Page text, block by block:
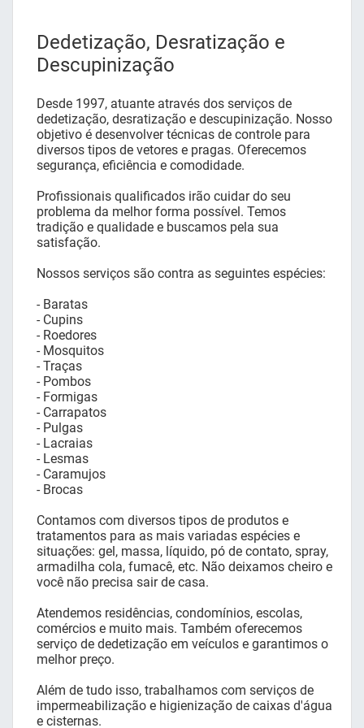
Dedetização, Desratização e
Descupinização
Desde 1997, atuante através dos serviços de
dedetização, desratização e descupinização. Nosso
objetivo é desenvolver técnicas de controle para
diversos tipos de vetores e pragas. Oferecemos
segurança, eficiência e comodidade.
Profissionais qualificados irão cuidar do seu
problema da melhor forma possível. Temos
tradição e qualidade e buscamos pela sua
satisfação.
Nossos serviços são contra as seguintes espécies:
- Baratas
- Cupins
- Roedores
- Mosquitos
- Traças
- Pombos
- Formigas
- Carrapatos
- Pulgas
- Lacraias
- Lesmas
- Caramujos
- Brocas
Contamos com diversos tipos de produtos e
tratamentos para as mais variadas espécies e
situações: gel, massa, líquido, pó de contato, spray,
armadilha cola, fumacê, etc. Não deixamos cheiro e
você não precisa sair de casa.
Atendemos residências, condomínios, escolas,
comércios e muito mais. Também oferecemos
serviço de dedetização em veículos e garantimos o
melhor preço.
Além de tudo isso, trabalhamos com serviços de
impermeabilização e higienização de caixas d'água
e cisternas.